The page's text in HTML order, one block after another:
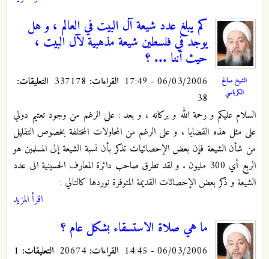
الشيخ صالح
الكرباسي
كم يبلغ عدد شيعة آل البيت في العالم ، و هل
يوجد في فلسطين شيعة مذهبية لآل البيت ،
حيث أننا ... ؟
06/03/2006 - 17:49 القراءات:
التعليقات:
38
السلام عليكم و رحمة الله و بركاته ، و بعد : على الرغم من وجود تعتيم دولي
على مثل هذه القضايا ، و على الرغم من المحاولات المختلفة بخصوص التقليل
من شأن الشيعة فإن بعض الإحصائيات تذكر بأن نسبة الشيعة إلى المسلمين هو
الربع أي 300 مليون . و لقد تطرق صاحب دائرة المعارف الحسينية الى عدد
الشيعة و ذكر بعض الإحصائات القديمة المتوفرة نوردها كالتالي :
اقرأ المزيد
ما هي صلاة الاستسقاء بشكل عام ؟
06/03/2006 - 14:45 القراءات: التعليقات: